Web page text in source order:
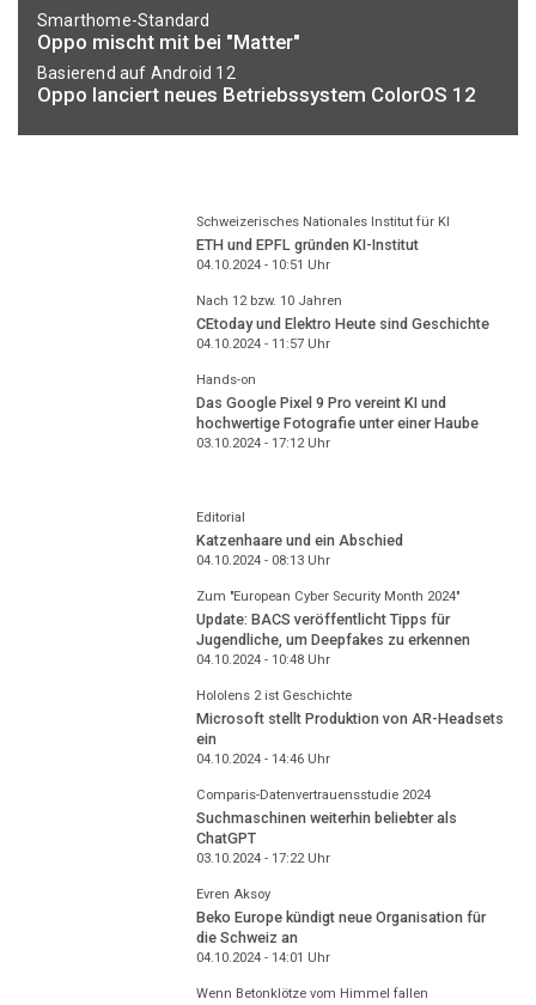
Smarthome-Standard
Oppo mischt mit bei "Matter"
Basierend auf Android 12
Oppo lanciert neues Betriebssystem ColorOS 12
Schweizerisches Nationales Institut für KI
ETH und EPFL gründen KI-Institut
04.10.2024 - 10:51 Uhr
Nach 12 bzw. 10 Jahren
CEtoday und Elektro Heute sind Geschichte
04.10.2024 - 11:57Uhr
Hands-on
Das Google Pixel 9 Pro vereint KI und
hochwertige Fotografie unter einer Haube
03.10.2024 - 17:12Uhr
Editorial
Katzenhaare und ein Abschied
04.10.2024 - 08:13Uhr
Zum "European Cyber Security Month 2024"
Update: BACS veröffentlicht Tipps für
Jugendliche, um Deepfakes zu erkennen
04.10.2024 - 10:48Uhr
Hololens 2 ist Geschichte
Microsoft stellt Produktion von AR-Headsets
ein
04.10.2024 - 14:46Uhr
Comparis-Datenvertrauensstudie 2024
Suchmaschinen weiterhin beliebter als
ChatGPT
03.10.2024 - 17:22Uhr
Evren Aksoy
Beko Europe kündigt neue Organisation für
die Schweiz an
04.10.2024 - 14:01 Uhr
Wenn Betonklötze vom Himmel fallen